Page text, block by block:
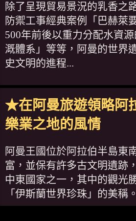
除了呈現貿易景況的乳香之
防禦工事經典案例「巴赫萊
500年前後以重力分配水資
溉體系」等等，阿曼的世界
史文明的進程...
★在阿曼旅遊領略阿
樂業之地的風情
阿曼王國位於阿拉伯半島東
富，並保有許多古文明遺跡
中東國家之一，其中的觀光
「伊斯蘭世界珍珠」的美稱。